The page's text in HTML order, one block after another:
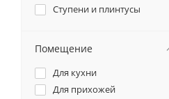
Ступени и плинтусы
Помещение
Для кухни
Для прихожей